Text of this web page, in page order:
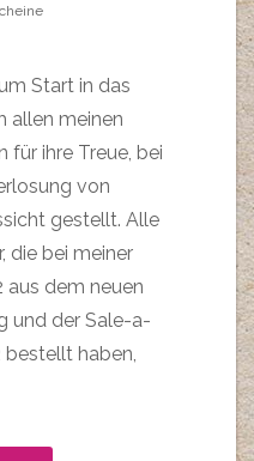
Start in das
allen meinen
für ihre Treue, bei
von
gestellt. Alle
die bei meiner
aus dem neuen
und der Sale-a-
haben,